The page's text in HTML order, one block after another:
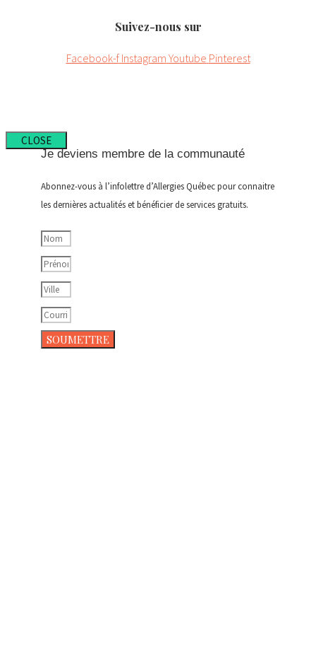
Suivez-nous sur
Facebook-f Instagram Youtube Pinterest
CLOSE
Je deviens membre de la communauté
Abonnez-vous à l’infolettre d’Allergies Québec pour connaitre
les dernières actualités et bénéficier de services gratuits.
SOUMETTRE